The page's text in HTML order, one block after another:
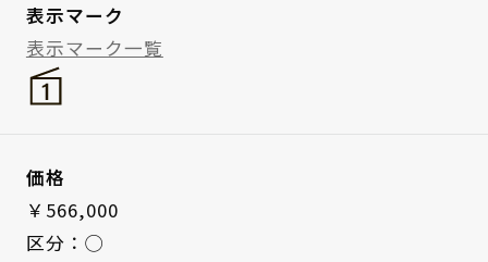
表示マーク
表示マーク一覧
価格
￥566,000
区分：◯